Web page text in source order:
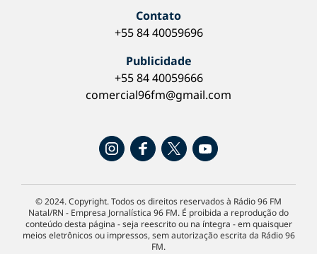
Contato
+55 84 40059696
Publicidade
+55 84 40059666
comercial96fm@gmail.com
© 2024. Copyright. Todos os direitos reservados à Rádio 96 FM
Natal/RN - Empresa Jornalística 96 FM. É proibida a reprodução do
conteúdo desta página - seja reescrito ou na íntegra - em quaisquer
meios eletrônicos ou impressos, sem autorização escrita da Rádio 96
FM.